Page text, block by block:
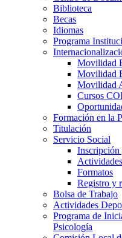
Biblioteca
Becas
Idiomas
Programa
Movilidad
Movilidad
Movilidad
Cursos
Formación en la
Titulación
Servicio Social
Inscripción
Formatos
Registro y
Bolsa de Trabajo
Actividades
Programa de
Psicología